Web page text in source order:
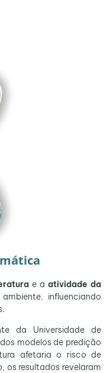
e a atividade da
influenciando
da Universidade de
modelos de predição
afetaria o risco de
resultados revelaram